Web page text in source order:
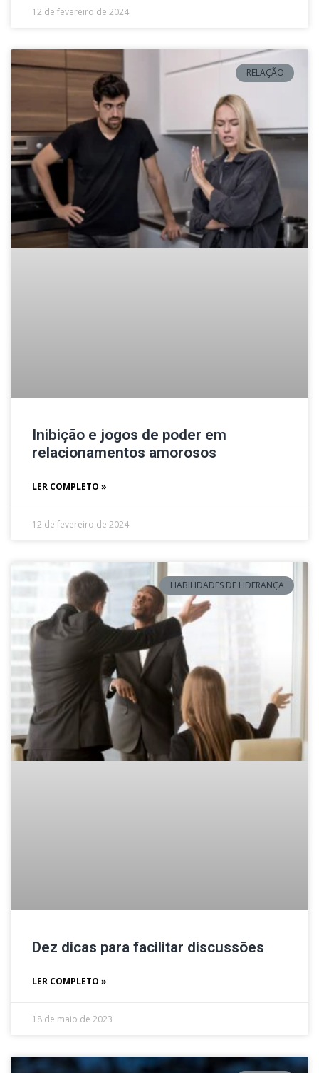
12 de fevereiro de 2024
RELAÇÃO
Inibição e jogos de poder em
relacionamentos amorosos
LER COMPLETO »
12 de fevereiro de 2024
HABILIDADES DE LIDERANÇA
Dez dicas para facilitar discussões
LER COMPLETO »
18 de maio de 2023